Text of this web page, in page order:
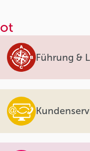
Führung &